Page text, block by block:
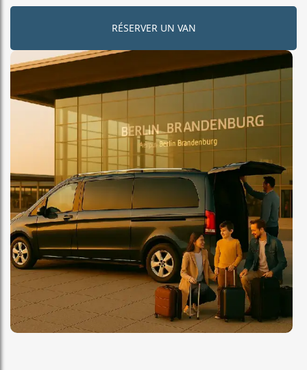
RÉSERVER UN VAN